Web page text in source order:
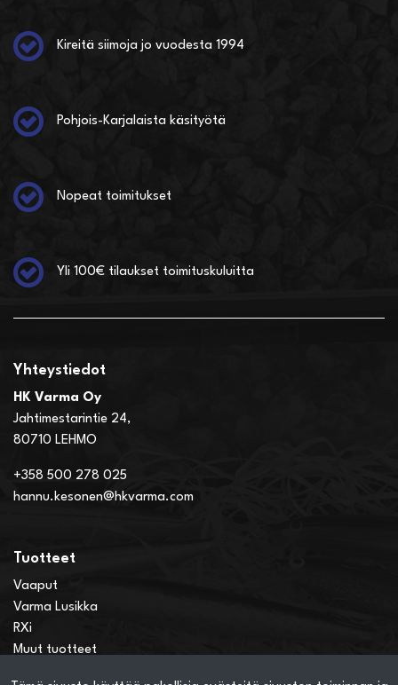
Kireitä siimoja jo vuodesta 1994
Pohjois-Karjalaista käsityötä
Nopeat toimitukset
Yli 100€ tilaukset toimituskuluitta
Yhteystiedot
HK Varma Oy
Jahtimestarintie 24,
80710 LEHMO
+358 500 278 025
hannu.kesonen@hkvarma.com
Tuotteet
Vaaput
Varma Lusikka
RXi
Muut tuotteet